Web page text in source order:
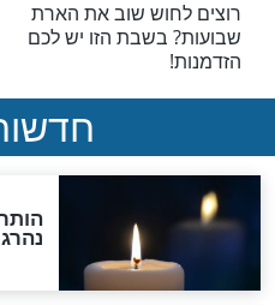
לפספס
סגולות מיוחדות
השבועות!